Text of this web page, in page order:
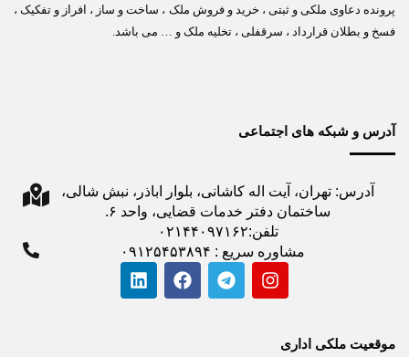
پرونده دعاوی ملکی و ثبتی ، خرید و فروش ملک ، ساخت و ساز ، افراز و تفکیک ،
فسخ و بطلان قرارداد ، سرقفلی ، تخلیه ملک و … می باشد.
آدرس و شبکه های اجتماعی
آدرس: تهران، آیت اله کاشانی، بلوار اباذر، نبش شالی،
ساختمان دفتر خدمات قضایی، واحد ۶.
تلفن:۰۲۱۴۴۰۹۷۱۶۲
مشاوره سریع : ۰۹۱۲۵۴۵۳۸۹۴
موقعیت ملکی اداری